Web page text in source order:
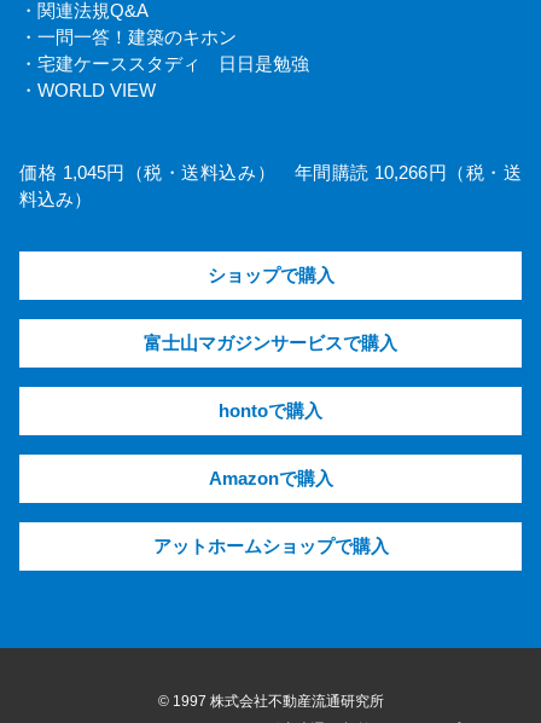
・関連法規Q&A
・一問一答！建築のキホン
・宅建ケーススタディ 日日是勉強
・WORLD VIEW
価格 1,045円（税・送料込み） 年間購読 10,266円（税・送
料込み）
ショップで購入
富士山マガジンサービスで購入
hontoで購入
Amazonで購入
アットホームショップで購入
© 1997 株式会社不動産流通研究所